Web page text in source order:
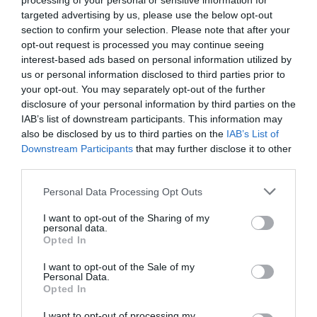
targeted advertising by us, please use the below opt-out
section to confirm your selection. Please note that after your
opt-out request is processed you may continue seeing
interest-based ads based on personal information utilized by
us or personal information disclosed to third parties prior to
your opt-out. You may separately opt-out of the further
disclosure of your personal information by third parties on the
IAB’s list of downstream participants. This information may
also be disclosed by us to third parties on the IAB’s List of
Downstream Participants that may further disclose it to other
Please note that this website/app uses one or more Google
not limited to your visit or usage behaviour. You may click to
grant or deny consent to Google and its third-party tags to
use your data for below specified purposes in below Google
consent section.
Personal Data Processing Opt Outs
I want to opt-out of the Sharing of my
personal data.
Opted In
I want to opt-out of the Sale of my
Personal Data.
Opted In